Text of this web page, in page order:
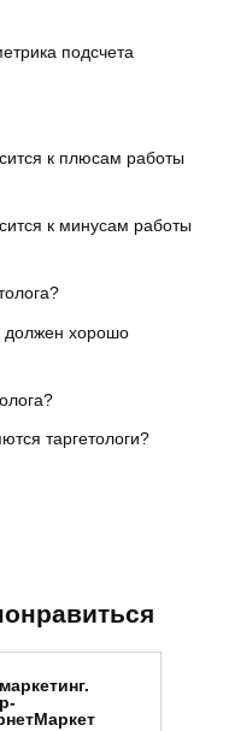
подсчета
к плюсам работы
к минусам работы
должен хорошо
таргетологи?